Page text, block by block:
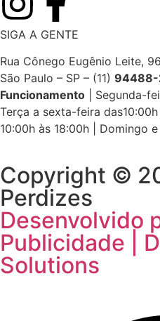
SIGA A GENTE
Rua Cônego Eugênio Leite,
São Paulo – SP – (11) 94488-
Funcionamento
Segunda-
Terça a sexta-feira
10:00h às 18:00h | Domingo
Copyright ©
Perdizes
Desenvolvido
Publicidade |
Solutions